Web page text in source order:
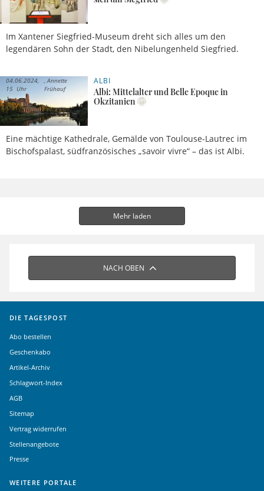
Im Xantener Siegfried-Museum dreht sich alles um den
legendären Sohn der Stadt, den Nibelungenheld Siegfried.
ALBI
Albi: Mittelalter und Belle Epoque in
Okzitanien
Eine mächtige Kathedrale, Gemälde von Toulouse-Lautrec im
Bischofspalast, südfranzösisches „savoir vivre“ – das ist Albi.
04.06.2024,
15 Uhr
Annette
Frühauf
Mehr laden
NACH OBEN
DIE TAGESPOST
Abo bestellen
Geschenkabo
Artikel-Archiv
Schlagwort-Index
AGB
Sitemap
Vertrag widerrufen
Stellenangebote
Presse
WEITERE PORTALE